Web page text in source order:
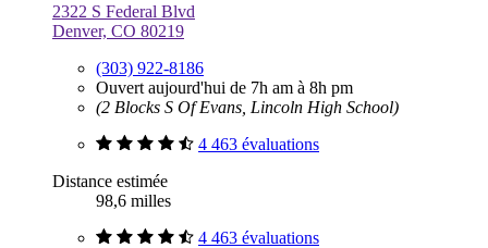
2322 S Federal Blvd
Denver, CO 80219
(303) 922-8186
Ouvert aujourd'hui de 7h am à 8h pm
(2 Blocks S Of Evans, Lincoln High School)
4 463 évaluations
Distance estimée
98,6 milles
4 463 évaluations